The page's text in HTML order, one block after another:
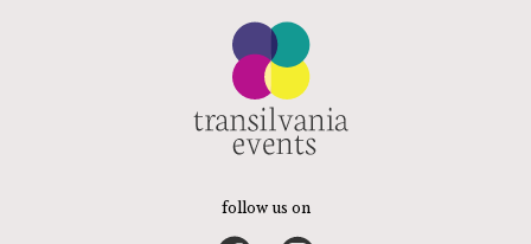
follow us on